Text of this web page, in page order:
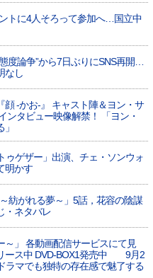
ントに4人そろって参加へ…国立中
度論争”から7日ぶりにSNS再開…
なし
顔 -かお-』 キャスト陣＆ヨン・サ
ンタビュー映像解禁！ 「ヨン・
ゥゲザー」出演、チェ・ソンウォ
明かす
紡がれる夢～」5話，花容の陰謀
・ネタバレ
～」 各動画配信サービスにて見
ース中 DVD-BOX1発売中 9月2
ラマでも独特の存在感で魅了する